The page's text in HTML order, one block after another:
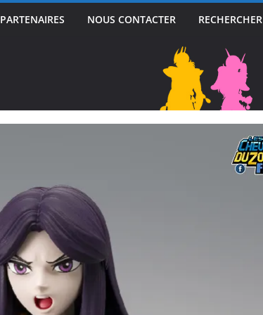
PARTENAIRES NOUS CONTACTER RECHERCHER